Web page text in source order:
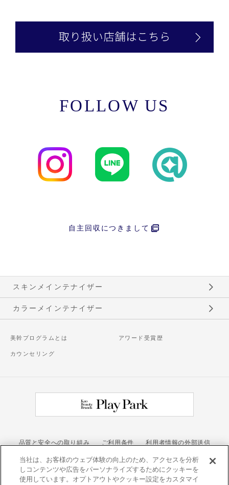
FOLLOW US
自主回収につきまして
スキンメインテナイザー
カラーメインテナイザー
美幹プログラムとは アワード受賞歴
カウンセリング
品質と安全への取り組み ご利用条件 利用者情報の外部送信
お問い合わせ
カネボウ化粧品
当社は、お客様のウェブ体験の向上のため、アクセスを分析
しコンテンツや広告をパーソナライズするためにクッキーを
使用しています。オプトアウトやクッキー設定をカスタマイ